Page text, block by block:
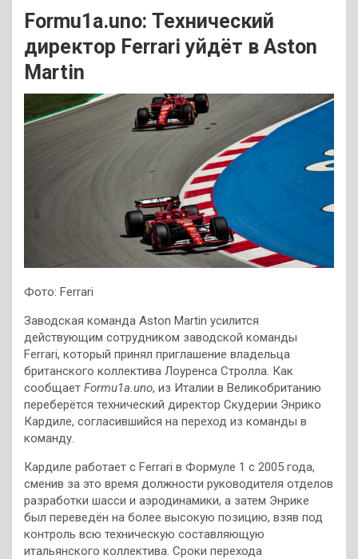
Formu1a.uno: Технический
директор Ferrari уйдёт в Aston
Martin
Фото: Ferrari
Заводская команда Aston Martin усилится
действующим сотрудником заводской команды
Ferrari, который принял приглашение владельца
британского коллектива Лоуренса Стролла. Как
сообщает Formu1a.uno, из Италии в Великобританию
переберётся технический директор Скудерии Энрико
Кардиле, согласившийся на переход из команды в
команду.
Кардиле работает с Ferrari в Формуле 1 с 2005 года,
сменив за это время должности руководителя отделов
разработки шасси и аэродинамики, а затем Энрике
был переведён на более высокую позицию, взяв под
контроль всю техническую составляющую
итальянского коллектива. Сроки перехода